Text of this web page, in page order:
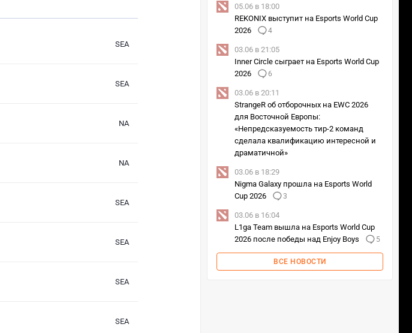
SEA
SEA
NA
NA
SEA
SEA
SEA
SEA
05.06 в 18:00
REKONIX выступит на Esports World Cup
2026
4
03.06 в 21:05
Inner Circle сыграет на Esports World Cup
2026
6
03.06 в 20:11
StrangeR об отборочных на EWC 2026
для Восточной Европы:
«Непредсказуемость тир-2 команд
сделала квалификацию интересной и
драматичной»
03.06 в 18:29
Nigma Galaxy прошла на Esports World
Cup 2026
3
03.06 в 16:04
L1ga Team вышла на Esports World Cup
2026 после победы над Enjoy Boys
5
ВСЕ НОВОСТИ